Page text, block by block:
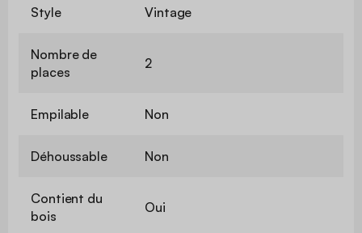
Style Vintage
Nombre de
places
2
Empilable Non
Déhoussable Non
Contient du
bois
Oui